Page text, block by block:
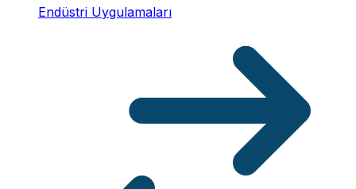
Endüstri Uygulamaları